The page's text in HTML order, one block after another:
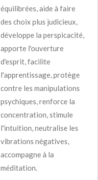
équilibrées, aide à faire
des choix plus judicieux,
développe la perspicacité,
apporte l'ouverture
d'esprit, facilite
l'apprentissage, protège
contre les manipulations
psychiques, renforce la
concentration, stimule
l'intuition, neutralise les
vibrations négatives,
accompagne à la
méditation.